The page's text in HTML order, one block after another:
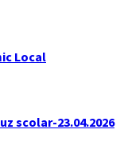
Local
scolar-23.04.2026